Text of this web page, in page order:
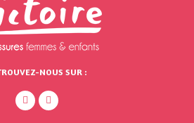
NOUS SUR :